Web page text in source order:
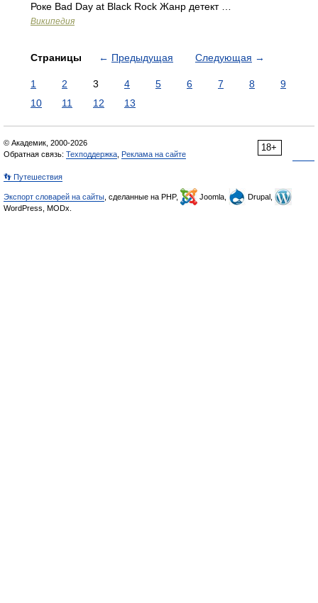
Роке Bad Day at Black Rock Жанр детект …
Википедия
Страницы ← Предыдущая Следующая →
1 2 3 4 5 6 7 8
9
10
11 12 13
18+
© Академик, 2000-2026
Обратная связь: Техподдержка Реклама на сайте
👣 Путешествия
Экспорт словарей на сайты , сделанные на PHP, Joomla,
Drupal,
WordPress, MODx.